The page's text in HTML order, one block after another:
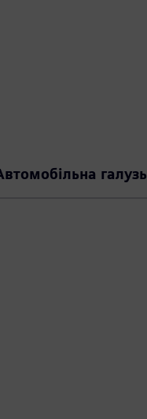
галузь